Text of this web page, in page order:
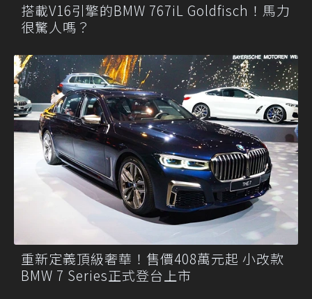
搭載V16引擎的BMW 767iL Goldfisch！馬力
很驚人嗎？
重新定義頂級奢華！售價408萬元起 小改款
BMW 7 Series正式登台上市